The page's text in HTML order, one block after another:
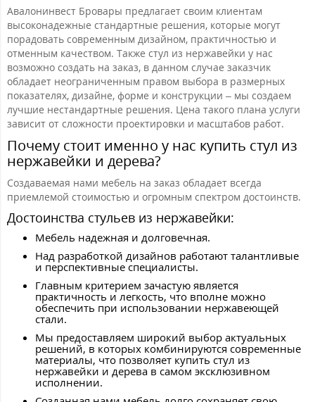
Авалонинвест Бровары предлагает своим клиентам
высоконадежные стандартные решения, которые могут
порадовать современным дизайном, практичностью и
отменным качеством. Также стул из нержавейки у нас
возможно создать на заказ, в данном случае заказчик
обладает неограниченным правом выбора в размерных
показателях, дизайне, форме и конструкции – мы создаем
лучшие нестандартные решения. Цена такого плана услуги
зависит от сложности проектировки и масштабов работ.
Почему стоит именно у нас купить стул из
нержавейки и дерева?
Создаваемая нами мебель на заказ обладает всегда
приемлемой стоимостью и огромным спектром достоинств.
Достоинства стульев из нержавейки:
Мебель надежная и долговечная.
Над разработкой дизайнов работают талантливые
и перспективные специалисты.
Главным критерием зачастую является
практичность и легкость, что вполне можно
обеспечить при использовании нержавеющей
стали.
Мы предоставляем широкий выбор актуальных
решений, в которых комбинируются современные
материалы, что позволяет купить стул из
нержавейки и дерева в самом эксклюзивном
исполнении.